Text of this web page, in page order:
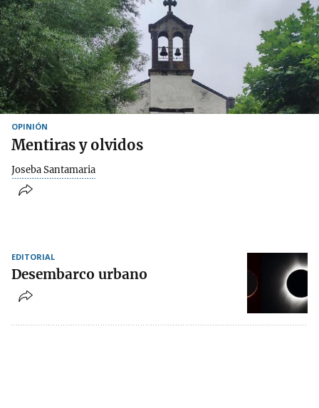
OPINIÓN
Mentiras y olvidos
Joseba Santamaria
EDITORIAL
Desembarco urbano